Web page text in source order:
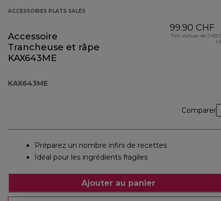
ACCESSOIRES PLATS SALÉS
Accessoire
Trancheuse et râpe
KAX643ME
KAX643ME
99.90 CHF
TVA incluse de 7.49
(
Comparer
Préparez un nombre infini de recettes
Idéal pour les ingrédients fragiles
Ajouter au panier